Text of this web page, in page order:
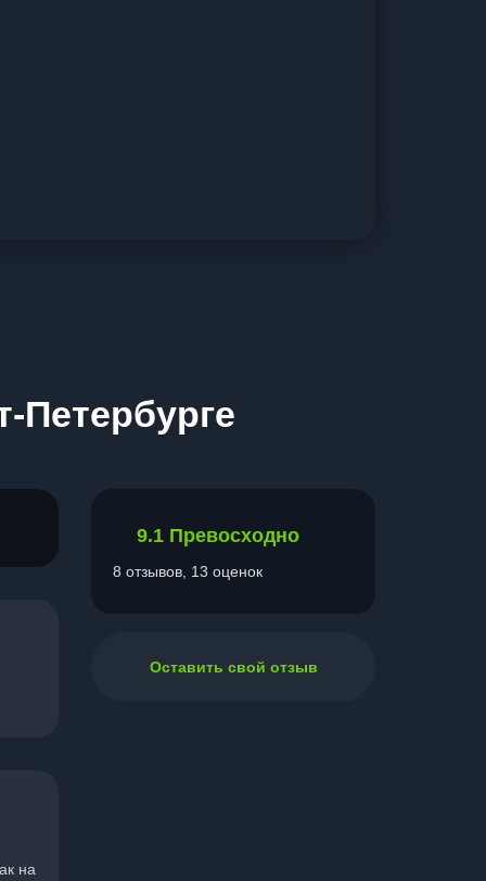
Петербурге
на
9.1 Превосходно
8 отзывов, 13 оценок
Оставить свой отзыв